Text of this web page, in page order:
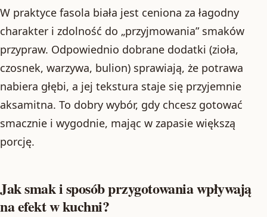
W praktyce fasola biała jest ceniona za łagodny
charakter i zdolność do „przyjmowania” smaków
przypraw. Odpowiednio dobrane dodatki (zioła,
czosnek, warzywa, bulion) sprawiają, że potrawa
nabiera głębi, a jej tekstura staje się przyjemnie
aksamitna. To dobry wybór, gdy chcesz gotować
smacznie i wygodnie, mając w zapasie większą
porcję.
Jak smak i sposób przygotowania wpływają
na efekt w kuchni?